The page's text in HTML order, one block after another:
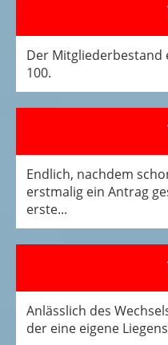
Der Mitgliederbestand
100.
Endlich, nachdem
erstmalig ein Antrag
erste...
Anlässlich des
der eine eigene